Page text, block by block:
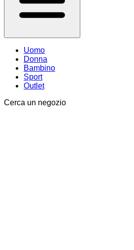
Uomo
Donna
Bambino
Sport
Outlet
Cerca un negozio